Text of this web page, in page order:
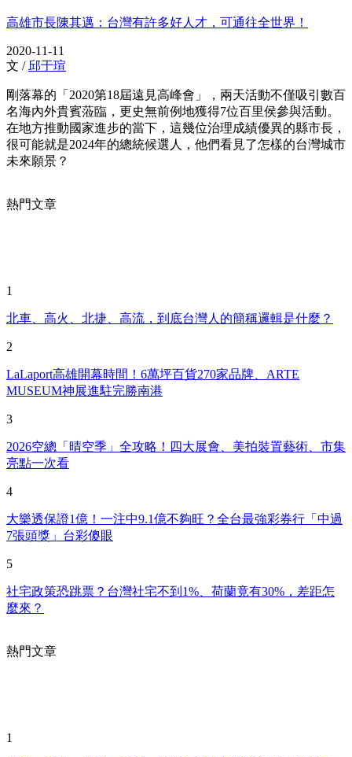
高雄市長陳其邁：台灣有許多好人才，可通往全世界！
2020-11-11
文 /邱于瑄
剛落幕的「2020第18屆遠見高峰會」，兩天活動不僅吸引數百
名海內外貴賓蒞臨，更史無前例地獲得7位百里侯參與活動。
在地方推動國家進步的當下，這幾位治理成績優異的縣市長，
很可能就是2024年的總統候選人，他們看見了怎樣的台灣城市
未來願景？
熱門文章
1
北車、高火、北捷、高流，到底台灣人的簡稱邏輯是什麼？
2
LaLaport高雄開幕時間！6萬坪百貨270家品牌、ARTE
MUSEUM神展進駐完勝南港
3
2026空總「晴空季」全攻略！四大展會、美拍裝置藝術、市集
亮點一次看
4
大樂透保證1億！一注中9.1億不夠旺？全台最強彩券行「中過
7張頭獎」台彩傻眼
5
社宅政策恐跳票？台灣社宅不到1%、荷蘭竟有30%，差距怎
麼來？
熱門文章
1